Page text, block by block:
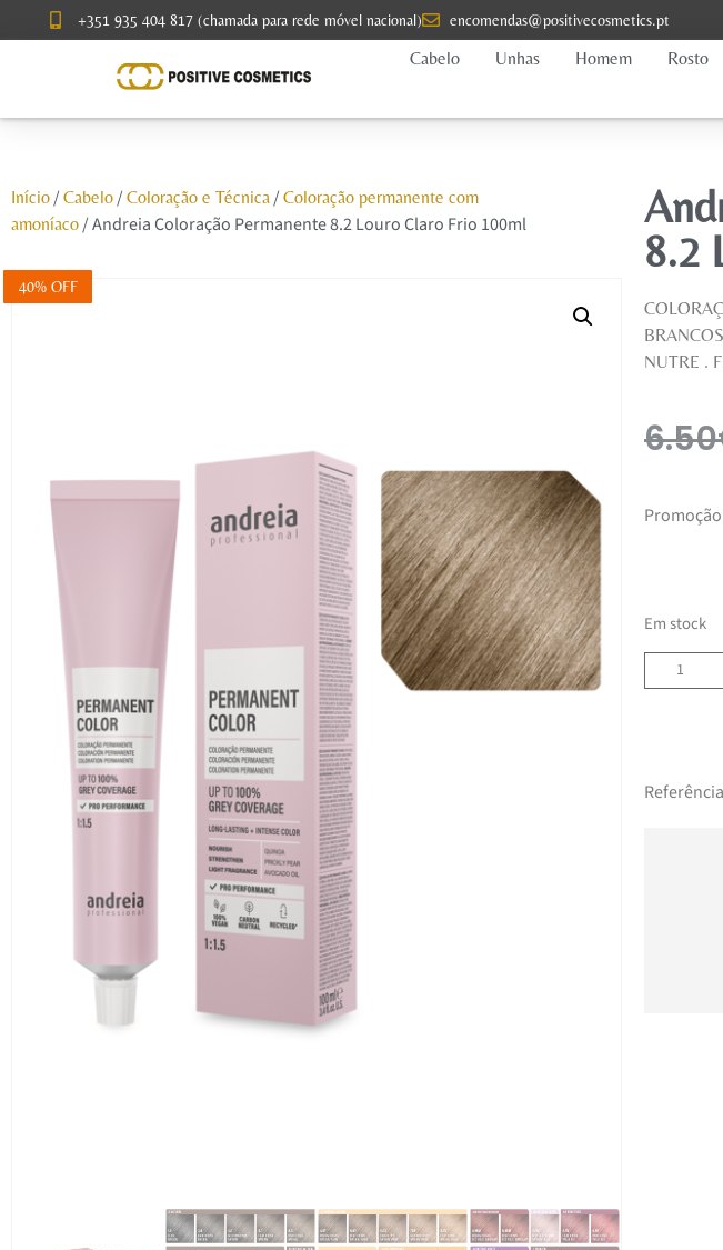
+351 935 404 817 (chamada para rede móvel nacional) encomendas@positivecosmetics.pt
Cabelo
Unhas Homem Rosto
Início/ Cabelo/ Coloração e Técnica/ Coloração permanente com
amoníaco/ Andreia Coloração Permanente 8.2 Louro Claro Frio 100ml
40% OFF
8.2
NUTRE .
6.50
Em stock